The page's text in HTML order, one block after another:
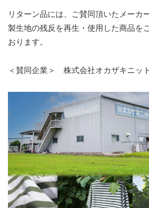
リターン品には、ご賛同頂いたメーカ
製生地の残反を再生・使用した商品を
おります。
＜賛同企業＞ 株式会社オカザキニッ